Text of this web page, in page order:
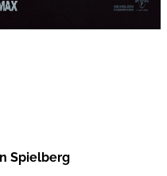
Spielberg